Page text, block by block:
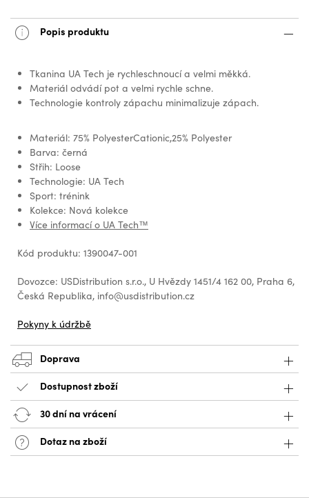
Popis produktu
Tkanina UA Tech je rychleschnoucí a velmi měkká.
Materiál odvádí pot a velmi rychle schne.
Technologie kontroly zápachu minimalizuje zápach.
Materiál: 75% PolyesterCationic,25% Polyester
Barva: černá
Střih: Loose
Technologie: UA Tech
Sport: trénink
Kolekce: Nová kolekce
Více informací o UA Tech™
Kód produktu: 1390047-001
Dovozce: USDistribution s.r.o., U Hvězdy 1451/4 162 00, Praha 6,
Česká Republika, info@usdistribution.cz
Pokyny k údržbě
Doprava
Dostupnost zboží
30 dní na vrácení
Dotaz na zboží